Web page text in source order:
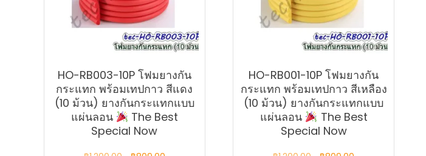
HO-RB003-10P โฟมยางกัน
กระแทก พร้อมเทปกาว สีแดง
(10 ม้วน) ยางกันกระแทกแบบ
แผ่นลอน
The Best
Special Now
HO-RB001-10P โฟมยางกัน
กระแทก พร้อมเทปกาว สีเหลือง
(10 ม้วน) ยางกันกระแทกแบบ
แผ่นลอน
The Best
Special Now